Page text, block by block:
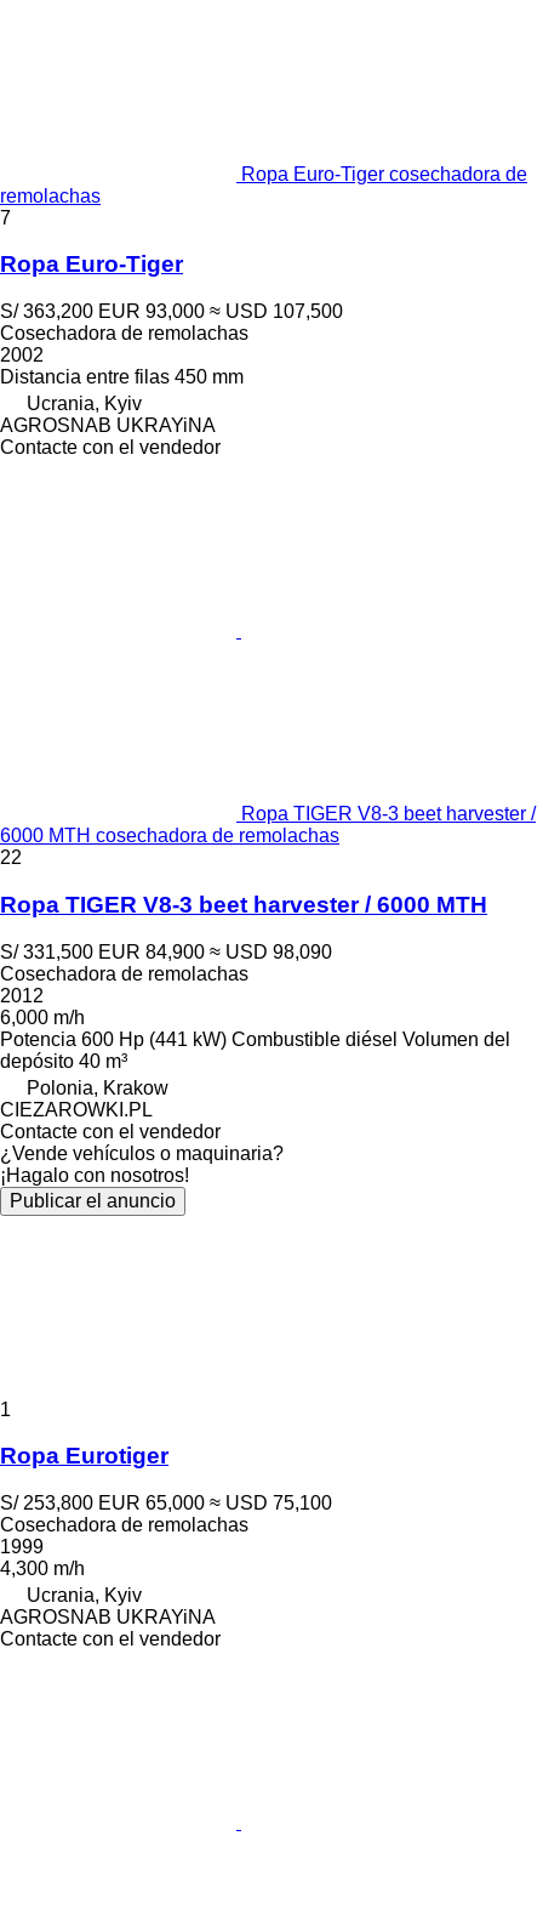
Ropa Euro-Tiger cosechadora de
remolachas
7
Ropa Euro-Tiger
S/ 363,200 EUR 93,000 ≈ USD 107,500
Cosechadora de remolachas
2002
Distancia entre filas 450 mm
Ucrania, Kyiv
AGROSNAB UKRAYiNA
Contacte con el vendedor
Ropa TIGER V8-3 beet harvester /
6000 MTH cosechadora de remolachas
22
Ropa TIGER V8-3 beet harvester / 6000 MTH
S/ 331,500 EUR 84,900 ≈ USD 98,090
Cosechadora de remolachas
2012
6,000 m/h
Potencia 600 Hp (441 kW) Combustible diésel Volumen del
depósito 40 m³
Polonia, Krakow
CIEZAROWKI.PL
Contacte con el vendedor
¿Vende vehículos o maquinaria?
¡Hagalo con nosotros!
Publicar el anuncio
1
Ropa Eurotiger
S/ 253,800 EUR 65,000 ≈ USD 75,100
Cosechadora de remolachas
1999
4,300 m/h
Ucrania, Kyiv
AGROSNAB UKRAYiNA
Contacte con el vendedor